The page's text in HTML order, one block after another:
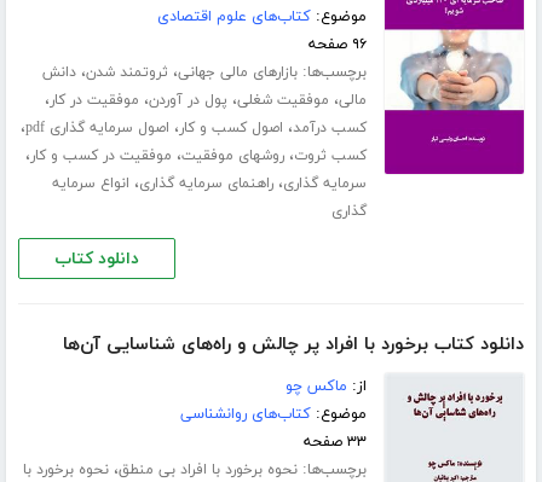
موضوع:کتاب‌های علوم اقتصادی
۹۶ صفحه
برچسب‌ها:بازارهای مالی جهانی، ثروتمند شدن،دانش
مالی، موفقیت شغلی، پول در آوردن، موفقیت در کار،
کسب درآمد، اصول کسب و کار، اصول سرمایه گذاری pdf ،
کسب ثروت،روشهای موفقیت، موفقیت در کسب و کار،
سرمایه گذاری،راهنمای سرمایه گذاری، انواع سرمایه
گذاری
دانلود کتاب
دانلود کتاب برخورد با افراد پر چالش و راه‌های شناسایی آن‌ها
از: ماکس چو
موضوع:کتاب‌های روانشناسی
۳۳ صفحه
برچسب‌ها:نحوه برخورد با افراد بی منطق،نحوه برخورد با